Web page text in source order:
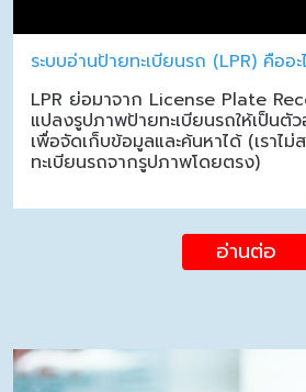
ระบบอ่านป้ายทะเบียนรถ (LPR) คืออะ
LPR ย่อมาจาก License Plate
แปลงรูปภาพป้ายทะเบียนรถให้เป็นตั
เพื่อจัดเก็บข้อมูลและค้นหาได้ (เราไม่
ทะเบียนรถจากรูปภาพโดยตรง)
อ่านต่อ